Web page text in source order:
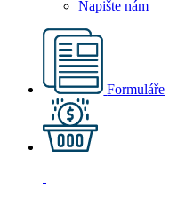
Napište nám
Formuláře